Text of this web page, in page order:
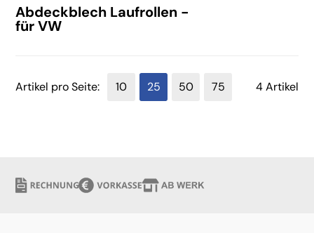
Abdeckblech Laufrollen -
für VW
4 Artikel
Artikel pro Seite: 10 25 50 75